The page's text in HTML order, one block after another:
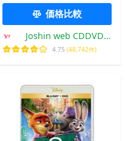
価格比較
Joshin web CDDVD
Yahoo!店
4.75 (48,742件)